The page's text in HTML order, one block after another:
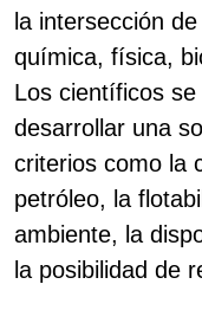
la intersección
química, física,
Los científicos
desarrollar una
criterios como la
petróleo, la
ambiente, la
la posibilidad de